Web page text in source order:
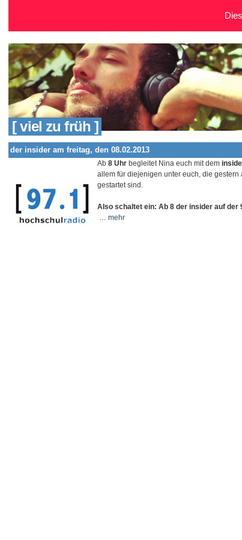
[ viel zu früh ]
der insider am freitag, den 08.02.2013
Ab 8 Uhr begleitet Nina euch mit dem
allem für diejenigen unter euch, die
gestartet sind.
Also schaltet ein: Ab 8 der insider auf der
mehr